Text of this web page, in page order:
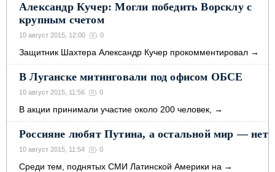
Александр Кучер: Могли победить Ворсклу с
крупным счетом
10 август 2015, 12:00 0
Защитник Шахтера Александр Кучер прокомментировал →
В Луганске митинговали под офисом ОБСЕ
10 август 2015, 11:56 0
В акции принимали участие около 200 человек, →
Россияне любят Путина, а остальной мир — нет
10 август 2015, 11:54 0
Среди тем, поднятых СМИ Латинской Америки на →